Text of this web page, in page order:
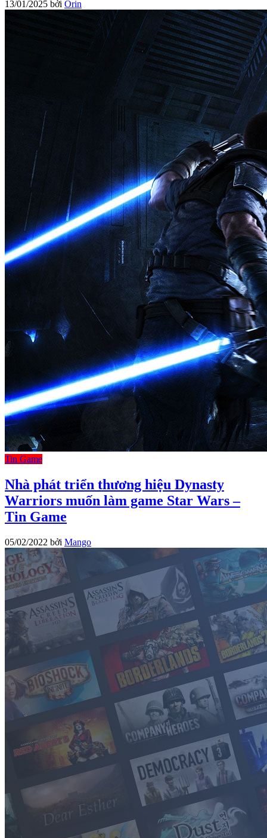
13/01/2025 bởi Orin
Tin Game
Nhà phát triển thương hiệu Dynasty
Warriors muốn làm game Star Wars –
Tin Game
05/02/2022 bởi Mango